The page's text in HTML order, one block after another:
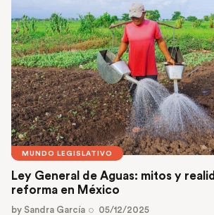
MUNDO LEGISLATIVO
Ley General de Aguas: mitos y
reforma en México
by Sandra García 05/12/2025